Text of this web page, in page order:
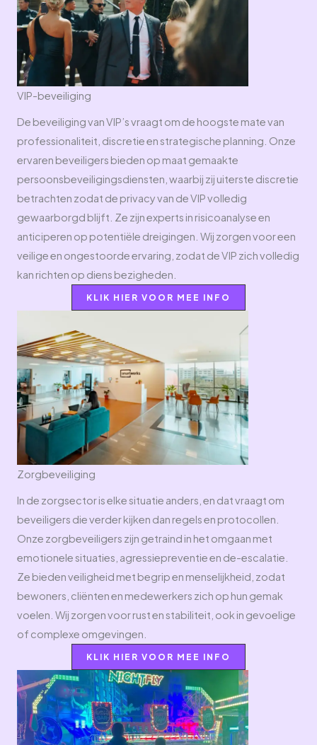
VIP-beveiliging​
De beveiliging van VIP’s vraagt om de hoogste mate van
professionaliteit, discretie en strategische planning. Onze
ervaren beveiligers bieden op maat gemaakte
persoonsbeveiligingsdiensten, waarbij zij uiterste discretie
betrachten zodat de privacy van de VIP volledig
gewaarborgd blijft. Ze zijn experts in risicoanalyse en
anticiperen op potentiële dreigingen. Wij zorgen voor een
veilige en ongestoorde ervaring, zodat de VIP zich volledig
kan richten op diens bezigheden.
KLIK HIER VOOR MEE INFO
Zorgbeveiliging
In de zorgsector is elke situatie anders, en dat vraagt om
beveiligers die verder kijken dan regels en protocollen.
Onze zorgbeveiligers zijn getraind in het omgaan met
emotionele situaties, agressiepreventie en de-escalatie.
Ze bieden veiligheid met begrip en menselijkheid, zodat
bewoners, cliënten en medewerkers zich op hun gemak
voelen. Wij zorgen voor rust en stabiliteit, ook in gevoelige
of complexe omgevingen.
KLIK HIER VOOR MEE INFO